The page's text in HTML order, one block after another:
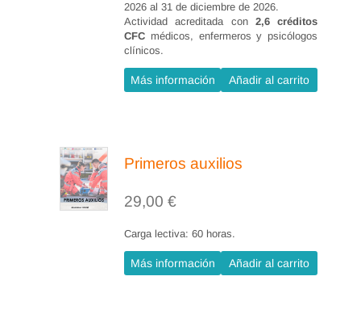
traumatológica (10 horas)
5.1 Tracción ósea.
5.1.1 Definición.
5.1.2 Objetivos.
5.1.4 Complicaciones.
5.2 Prótesis rodilla.
5.2.1 Definición.
5.2.2 Objetivos.
5.2.3 Cuidados específicos de la
2026 al 31 de diciembre de 2026.
Actividad acreditada con 2,6 créditos
CFC médicos, enfermeros y psicólogos
clínicos.
Más información Añadir al carrito
Primeros auxilios
29,00 €
Carga lectiva: 60 horas.
Más información Añadir al carrito